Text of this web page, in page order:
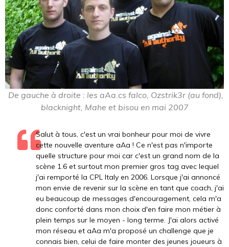
De gauche à droite : les aAa.cs falco, Ozstrik3r (au fond),
blacknight, Mahe et bisou en mai 2007
Salut à tous, c'est un vrai bonheur pour moi de vivre
cette nouvelle aventure aAa ! Ce n'est pas n'importe
quelle structure pour moi car c'est un grand nom de la
scène 1.6 et surtout mon premier gros tag avec lequel
j'ai remporté la CPL Italy en 2006. Lorsque j'ai annoncé
mon envie de revenir sur la scène en tant que coach, j'ai
eu beaucoup de messages d'encouragement, cela m'a
donc conforté dans mon choix d'en faire mon métier à
plein temps sur le moyen - long terme. J'ai alors activé
mon réseau et aAa m'a proposé un challenge que je
connais bien, celui de faire monter des jeunes joueurs à